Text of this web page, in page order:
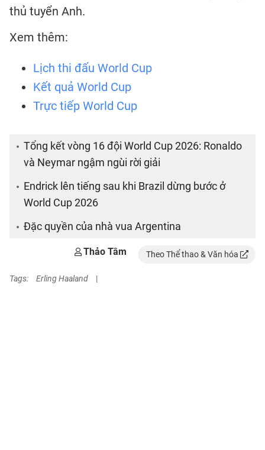
thủ tuyển Anh.
Xem thêm:
Lịch thi đấu World Cup
Kết quả World Cup
Trực tiếp World Cup
Tổng kết vòng 16 đội World Cup 2026: Ronaldo
và Neymar ngậm ngùi rời giải
Endrick lên tiếng sau khi Brazil dừng bước ở
World Cup 2026
Đặc quyền của nhà vua Argentina
Thảo Tâm Theo Thể thao & Văn hóa
Tags: Erling Haaland |